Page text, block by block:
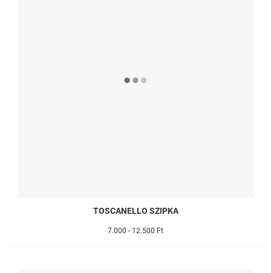
TOSCANELLO SZIPKA
7.000 - 12.500 Ft